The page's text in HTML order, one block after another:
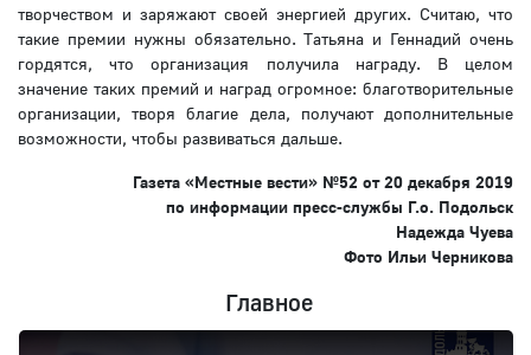
творчеством и заряжают своей энергией других. Считаю, что
такие премии нужны обязательно. Татьяна и Геннадий очень
гордятся, что организация получила награду. В целом
значение таких премий и наград огромное: благотворительные
организации, творя благие дела, получают дополнительные
возможности, чтобы развиваться дальше.
Газета «Местные вести» №52 от 20 декабря 2019
по информации пресс-службы Г.о. Подольск
Надежда Чуева
Фото Ильи Черникова
Главное